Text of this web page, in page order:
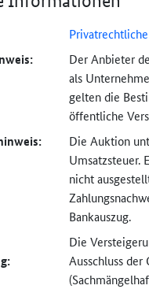
Der Anbieter
als
gelten die
öffentliche
Die Auktion
Umsatzsteuer.
nicht
Bankauszug.
Die
Ausschluss der